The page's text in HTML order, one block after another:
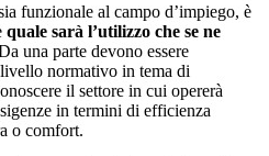
funzionale al campo d’impiego, è
quale sarà l’utilizzo che se ne
una parte devono essere
normativo in tema di
il settore in cui opererà
in termini di efficienza
o comfort.